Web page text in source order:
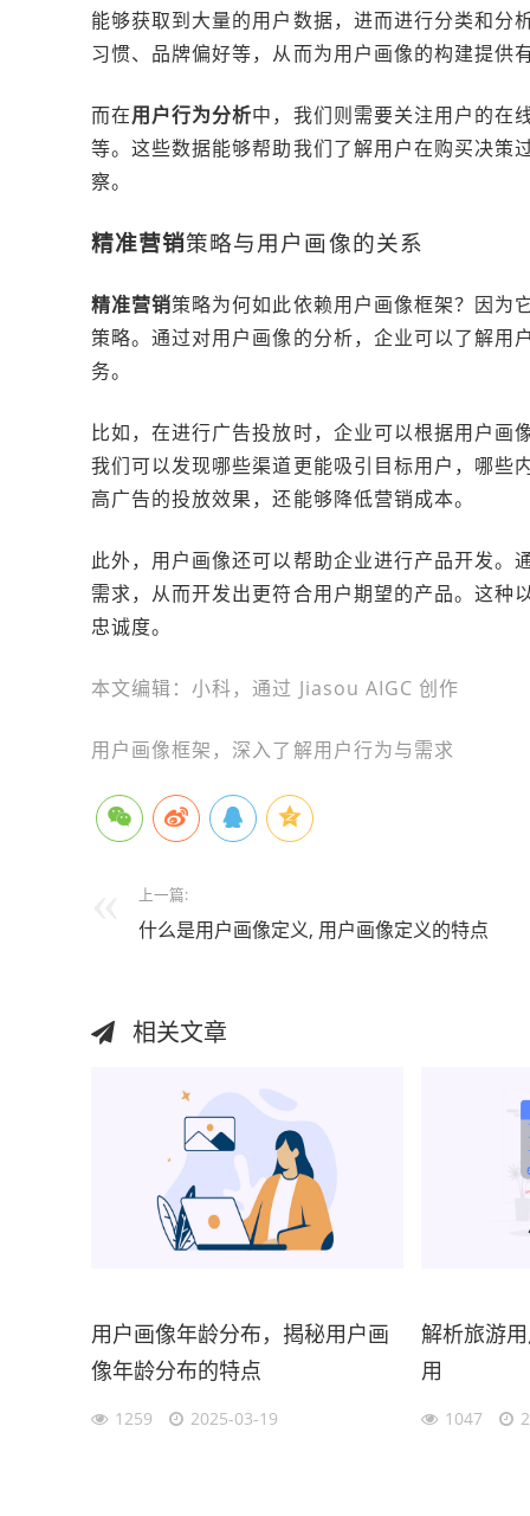
能够获取到大量的用户数据，进而进行分类和分
习惯、品牌偏好等，从而为用户画像的构建提供
而在用户行为分析中，我们则需要关注用户的在
等。这些数据能够帮助我们了解用户在购买决策
察。
精准营销策略与用户画像的关系
精准营销策略为何如此依赖用户画像框架？因为
策略。通过对用户画像的分析，企业可以了解用
务。
比如，在进行广告投放时，企业可以根据用户画
我们可以发现哪些渠道更能吸引目标用户，哪些
高广告的投放效果，还能够降低营销成本。
此外，用户画像还可以帮助企业进行产品开发。
需求，从而开发出更符合用户期望的产品。这种
忠诚度。
本文编辑：小科，通过 Jiasou AIGC 创作
用户画像框架，深入了解用户行为与需求
上一篇:
什么是用户画像定义, 用户画像定义的特点
相关文章
用户画像年龄分布，揭秘用户画
像年龄分布的特点
1259 2025-03-19
解析旅游
用
1047